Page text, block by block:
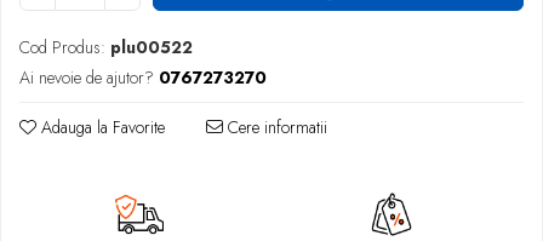
Cod Produs: plu00522
Ai nevoie de ajutor? 0767273270
Adauga la Favorite Cere informatii